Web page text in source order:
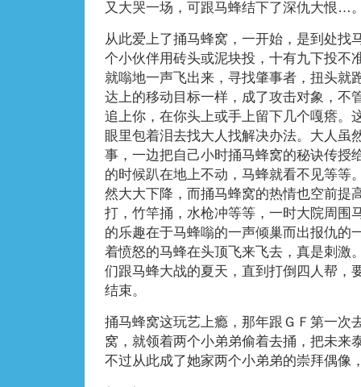
又大哭一场，可跟马蜂结下了深仇大恨…
从此爱上了捅马蜂窝，一开始，是到处找
个小伙伴用砖头或泥块投，十有九下投不
就嗡地一声飞出来，寻找肇事者，扭头就
达上的移动目标一样，成了攻击对象，不
追上你，在你头上或手上留下几个嘎瘩。
眼里包着泪去找大人找解决办法。大人虽
事，一边把自己小时捅马蜂窝的秘诀传授
的时候趴在地上不动，马蜂就看不见等等
然大大下降，而捅马蜂窝的热情也空前提
打，竹竿捅，水枪冲等等，一时大院周围
的乐趣在于马蜂嗡的一声倾巢而出报仇的
着愤怒的马蜂在头顶飞来飞去，真是刺激
们跟马蜂大战的夏天，直到打倒四人帮，
结束。
捅马蜂窝这玩艺上瘾，那年跟ＧＦ第一次
窝，就领着两个小弟弟偷着去捅，把未来
不过从此成了她家两个小弟弟的崇拜偶像